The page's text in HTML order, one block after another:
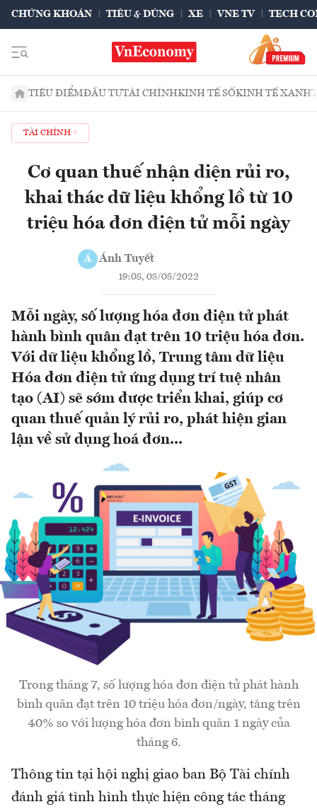
CHỨNG KHOÁN TIÊU & DÙNG XE VNE TV TECH
TIÊU ĐIỂMĐẦU TƯTÀI CHÍNHKINH TẾ SỐKINH TẾ XANH
TÀI CHÍNH
Cơ quan thuế nhận diện rủi ro,
khai thác dữ liệu khổng lồ từ 10
triệu hóa đơn điện tử mỗi ngày
Á Ánh Tuyết
19:08, 08/08/2022
Mỗi ngày, số lượng hóa đơn điện tử phát
hành bình quân đạt trên 10 triệu hóa đơn.
Với dữ liệu khổng lồ, Trung tâm dữ liệu
Hóa đơn điện tử ứng dụng trí tuệ nhân
tạo (AI) sẽ sớm được triển khai, giúp cơ
quan thuế quản lý rủi ro, phát hiện gian
lận về sử dụng hoá đơn...
Trong tháng 7, số lượng hóa đơn điện tử phát hành
bình quân đạt trên 10 triệu hóa đơn/ngày, tăng trên
40% so với lượng hóa đơn bình quân 1 ngày của
tháng 6.
Thông tin tại hội nghị giao ban Bộ Tài chính
đánh giá tình hình thực hiện công tác tháng